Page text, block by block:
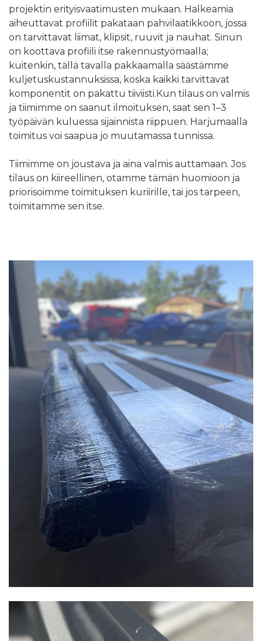
projektin erityisvaatimusten mukaan. Halkeamia
aiheuttavat profiilit pakataan pahvilaatikkoon, jossa
on tarvittavat liimat, klipsit, ruuvit ja nauhat. Sinun
on koottava profiili itse rakennustyömaalla;
kuitenkin, tällä tavalla pakkaamalla säästämme
kuljetuskustannuksissa, koska kaikki tarvittavat
komponentit on pakattu tiiviisti.Kun tilaus on valmis
ja tiimimme on saanut ilmoituksen, saat sen 1–3
työpäivän kuluessa sijainnista riippuen. Harjumaalla
toimitus voi saapua jo muutamassa tunnissa.
Tiimimme on joustava ja aina valmis auttamaan. Jos
tilaus on kiireellinen, otamme tämän huomioon ja
priorisoimme toimituksen kuriirille, tai jos tarpeen,
toimitamme sen itse.